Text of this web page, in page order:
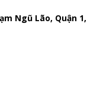
Ngũ Lão, Quận 1,